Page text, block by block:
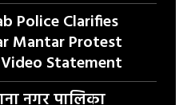
Police Clarifies
Mantar Protest
Statement